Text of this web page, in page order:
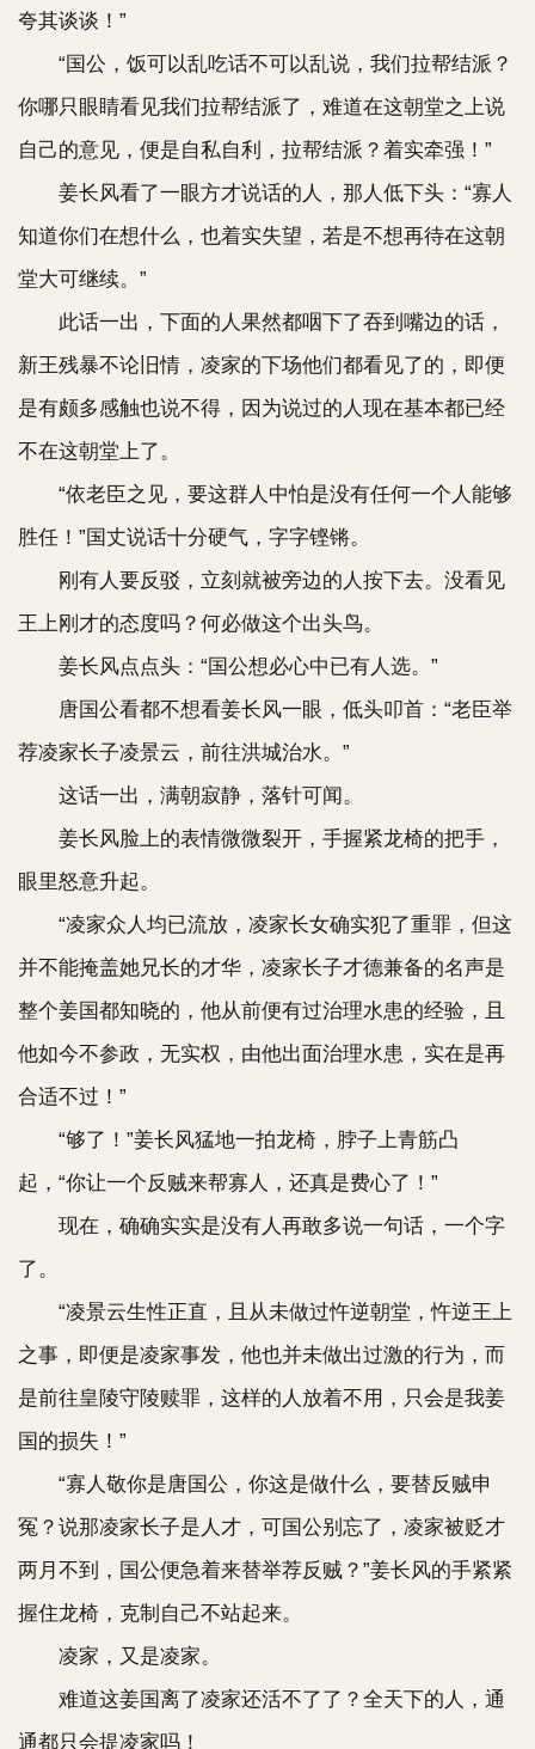
夸其谈谈！”
“国公，饭可以乱吃话不可以乱说，我们拉帮结派？
你哪只眼睛看见我们拉帮结派了，难道在这朝堂之上说
自己的意见，便是自私自利，拉帮结派？着实牵强！”
姜长风看了一眼方才说话的人，那人低下头：“寡人
知道你们在想什么，也着实失望，若是不想再待在这朝
堂大可继续。”
此话一出，下面的人果然都咽下了吞到嘴边的话，
新王残暴不论旧情，凌家的下场他们都看见了的，即便
是有颇多感触也说不得，因为说过的人现在基本都已经
不在这朝堂上了。
“依老臣之见，要这群人中怕是没有任何一个人能够
胜任！”国丈说话十分硬气，字字铿锵。
刚有人要反驳，立刻就被旁边的人按下去。没看见
王上刚才的态度吗？何必做这个出头鸟。
姜长风点点头：“国公想必心中已有人选。”
唐国公看都不想看姜长风一眼，低头叩首：“老臣举
荐凌家长子凌景云，前往洪城治水。”
这话一出，满朝寂静，落针可闻。
姜长风脸上的表情微微裂开，手握紧龙椅的把手，
眼里怒意升起。
“凌家众人均已流放，凌家长女确实犯了重罪，但这
并不能掩盖她兄长的才华，凌家长子才德兼备的名声是
整个姜国都知晓的，他从前便有过治理水患的经验，且
他如今不参政，无实权，由他出面治理水患，实在是再
合适不过！”
“够了！”姜长风猛地一拍龙椅，脖子上青筋凸
起，“你让一个反贼来帮寡人，还真是费心了！”
现在，确确实实是没有人再敢多说一句话，一个字
了。
“凌景云生性正直，且从未做过忤逆朝堂，忤逆王上
之事，即便是凌家事发，他也并未做出过激的行为，而
是前往皇陵守陵赎罪，这样的人放着不用，只会是我姜
国的损失！”
“寡人敬你是唐国公，你这是做什么，要替反贼申
冤？说那凌家长子是人才，可国公别忘了，凌家被贬才
两月不到，国公便急着来替举荐反贼？”姜长风的手紧紧
握住龙椅，克制自己不站起来。
凌家，又是凌家。
难道这姜国离了凌家还活不了了？全天下的人，通
通都只会提凌家吗！